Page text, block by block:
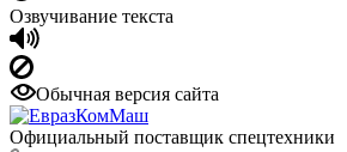
Озвучивание текста
Обычная версия сайта
Официальный поставщик спецтехники